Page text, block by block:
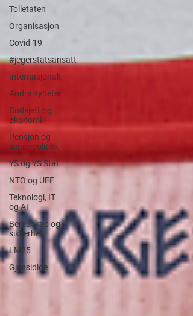
Tolletaten
Organisasjon
Covid-19
#jegerstatsansatt
Internasjonalt
Andre nyheter
Budsjett og
økonomi
Pensjon og
seniorpolitikk
YS og YS Stat
NTO og UFE
Teknologi, IT
og AI
Beredskap og
sikkerhet
LM25
Gjensidige